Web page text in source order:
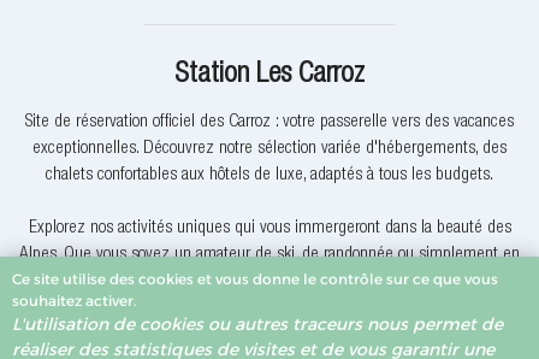
Station Les Carroz
Site de réservation officiel des Carroz : votre passerelle vers des vacances
exceptionnelles. Découvrez notre sélection variée d'hébergements, des
chalets confortables aux hôtels de luxe, adaptés à tous les budgets.
Explorez nos activités uniques qui vous immergeront dans la beauté des
Alpes. Que vous soyez un amateur de ski, de randonnée ou simplement en
quête de détente, nous avons quelque chose pour vous.
Pourquoi réserver avec nous? Nous offrons des offres exclusives, une
Ce site utilise des cookies et vous donne le contrôle sur ce que vous
souhaitez activer.
L'utilisation de cookies ou autres traceurs nous permet de
réaliser des statistiques de visites et de vous garantir une